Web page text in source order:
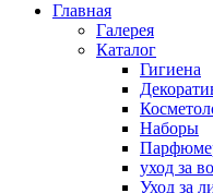
Главная
Галерея
Каталог
Гигиена
Наборы
уход за
Уход за